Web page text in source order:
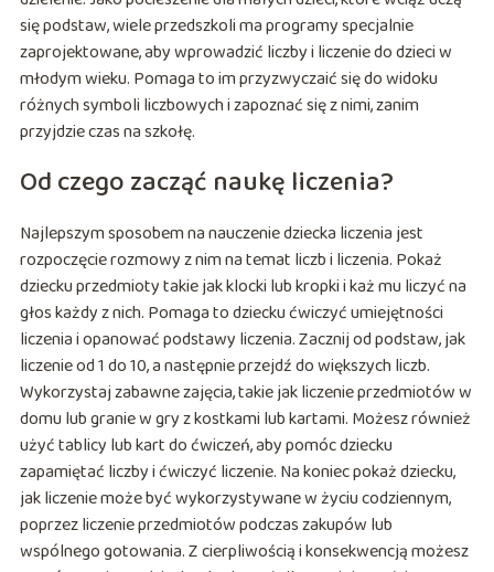
się podstaw, wiele przedszkoli ma programy specjalnie
zaprojektowane, aby wprowadzić liczby i liczenie do dzieci w
młodym wieku. Pomaga to im przyzwyczaić się do widoku
różnych symboli liczbowych i zapoznać się z nimi, zanim
przyjdzie czas na szkołę.
Od czego zacząć naukę liczenia?
Najlepszym sposobem na nauczenie dziecka liczenia jest
rozpoczęcie rozmowy z nim na temat liczb i liczenia. Pokaż
dziecku przedmioty takie jak klocki lub kropki i każ mu liczyć na
głos każdy z nich. Pomaga to dziecku ćwiczyć umiejętności
liczenia i opanować podstawy liczenia. Zacznij od podstaw, jak
liczenie od 1 do 10, a następnie przejdź do większych liczb.
Wykorzystaj zabawne zajęcia, takie jak liczenie przedmiotów w
domu lub granie w gry z kostkami lub kartami. Możesz również
użyć tablicy lub kart do ćwiczeń, aby pomóc dziecku
zapamiętać liczby i ćwiczyć liczenie. Na koniec pokaż dziecku,
jak liczenie może być wykorzystywane w życiu codziennym,
poprzez liczenie przedmiotów podczas zakupów lub
wspólnego gotowania. Z cierpliwością i konsekwencją możesz